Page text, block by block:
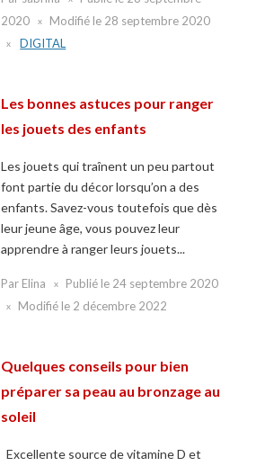
2020
Modifié le 28 septembre 2020
DIGITAL
Les bonnes astuces pour ranger
les jouets des enfants
Les jouets qui traînent un peu partout
font partie du décor lorsqu’on a des
enfants. Savez-vous toutefois que dès
leur jeune âge, vous pouvez leur
apprendre à ranger leurs jouets...
Par Elina Publié le 24 septembre 2020
Modifié le 2 décembre 2022
Quelques conseils pour bien
préparer sa peau au bronzage au
soleil
Excellente source de vitamine D et